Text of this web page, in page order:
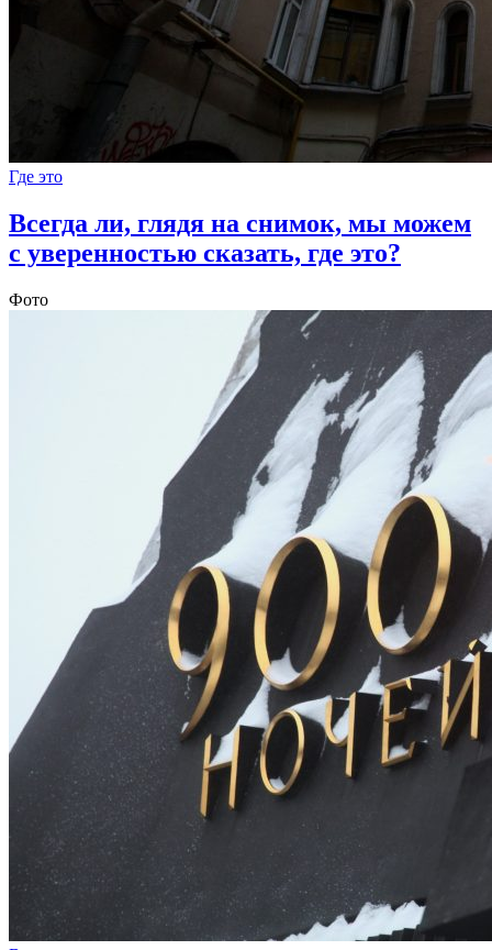
Где это
Всегда ли, глядя на снимок, мы можем
с уверенностью сказать, где это?
Фото